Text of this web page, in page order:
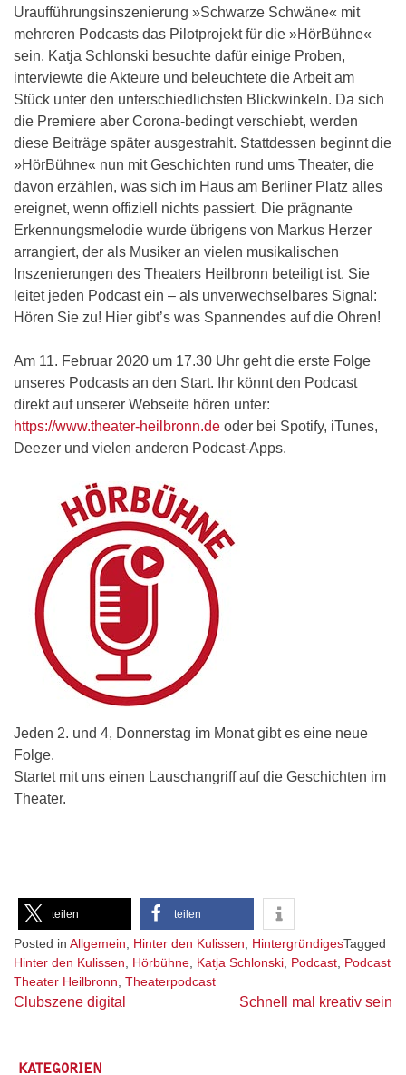
Uraufführungsinszenierung »Schwarze Schwäne« mit
mehreren Podcasts das Pilotprojekt für die »HörBühne«
sein. Katja Schlonski besuchte dafür einige Proben,
interviewte die Akteure und beleuchtete die Arbeit am
Stück unter den unterschiedlichsten Blickwinkeln. Da sich
die Premiere aber Corona-bedingt verschiebt, werden
diese Beiträge später ausgestrahlt. Stattdessen beginnt die
»HörBühne« nun mit Geschichten rund ums Theater, die
davon erzählen, was sich im Haus am Berliner Platz alles
ereignet, wenn offiziell nichts passiert. Die prägnante
Erkennungsmelodie wurde übrigens von Markus Herzer
arrangiert, der als Musiker an vielen musikalischen
Inszenierungen des Theaters Heilbronn beteiligt ist. Sie
leitet jeden Podcast ein – als unverwechselbares Signal:
Hören Sie zu! Hier gibt’s was Spannendes auf die Ohren!
Am 11. Februar 2020 um 17.30 Uhr geht die erste Folge
unseres Podcasts an den Start. Ihr könnt den Podcast
direkt auf unserer Webseite hören unter:
https://www.theater-heilbronn.de oder bei Spotify, iTunes,
Deezer und vielen anderen Podcast-Apps.
Jeden 2. und 4, Donnerstag im Monat gibt es eine neue
Folge.
Startet mit uns einen Lauschangriff auf die Geschichten im
Theater.
teilen teilen
Posted in Allgemein Hinter den Kulissen HintergründigesTagged
Hinter den Kulissen
Hörbühne Katja Schlonski Podcast Podcast
Theater Heilbronn Theaterpodcast
Beitragsnavigation
Clubszene digital Schnell mal kreativ sein
KATEGORIEN